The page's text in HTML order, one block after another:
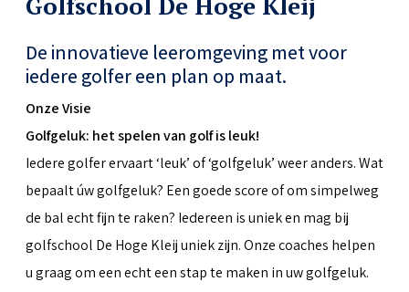
De innovatieve leeromgeving met voor
iedere golfer een plan op maat.
Onze Visie
Golfgeluk: het spelen van golf is leuk!
Iedere golfer ervaart ‘leuk’ of ‘golfgeluk’ weer anders. Wat
bepaalt úw golfgeluk? Een goede score of om simpelweg
de bal echt fijn te raken? Iedereen is uniek en mag bij
golfschool De Hoge Kleij uniek zijn. Onze coaches helpen
u graag om een echt een stap te maken in uw golfgeluk.